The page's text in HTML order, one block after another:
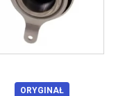
ORYGINAŁ